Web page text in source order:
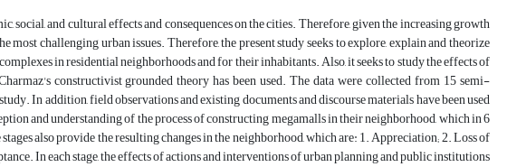
social, and cultural effects and consequences on the cities. Therefore, given the increasing growth
challenging urban issues. Therefore, the present study seeks to explore, explain and theorize
in residential neighborhoods and for their inhabitants. Also, it seeks to study the effects of
constructivist grounded theory has been used. The data were collected from 15 semi-
In addition, field observations and existing documents and discourse materials have been used
and understanding of the process of constructing megamalls in their neighborhood, which in 6
also provide the resulting changes in the neighborhood, which are: 1. Appreciation; 2. Loss of
In each stage, the effects of actions and interventions of urban planning and public institutions